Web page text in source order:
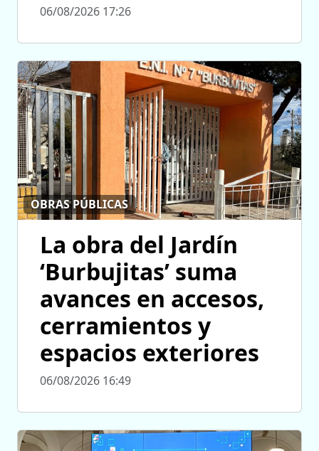
06/08/2026 17:26
OBRAS PÚBLICAS
La obra del Jardín
‘Burbujitas’ suma
avances en accesos,
cerramientos y
espacios exteriores
06/08/2026 16:49